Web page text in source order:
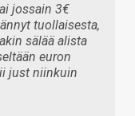
jossain 3€
tuollaisesta,
sälää alista
euron
just niinkuin